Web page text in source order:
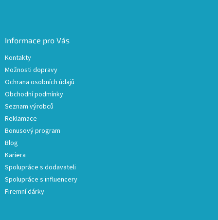
Informace pro Vás
Kontakty
Možnosti dopravy
Ochrana osobních údajů
Obchodní podmínky
Seznam výrobců
Reklamace
Bonusový program
Blog
Kariera
Spolupráce s dodavateli
Spolupráce s influencery
Firemní dárky